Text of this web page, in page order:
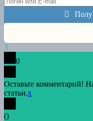
3
0
Оставьте комментарий!
статьи.x
()